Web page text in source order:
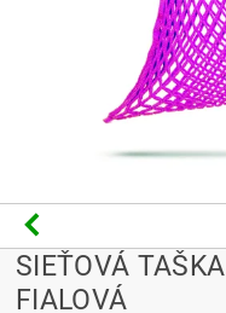
SIEŤOVÁ
FIALOVÁ